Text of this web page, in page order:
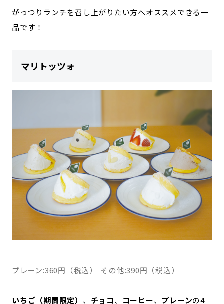
がっつりランチを召し上がりたい方へオススメできる一
品です！
マリトッツォ
プレーン:360円（税込） その他:390円（税込）
いちご（期間限定） 、 チョコ、 コーヒー、 プレーンの4